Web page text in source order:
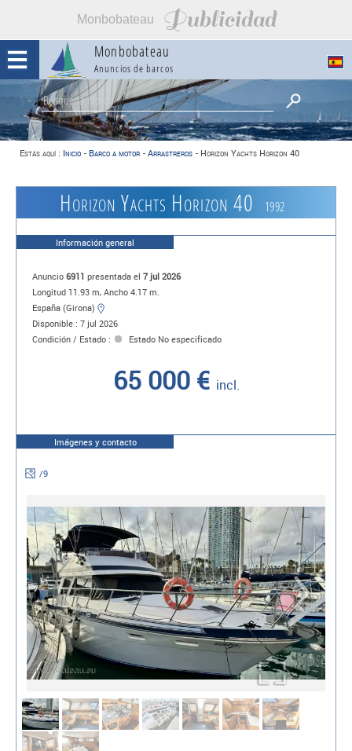
Monbobateau Publicidad
Monbobateau
Anuncios de barcos
Estás aquí : Inicio - Barco a motor - Arrastreros - Horizon Yachts Horizon 40
Horizon Yachts Horizon 40 1992
Información general
Anuncio 6911 presentada el 7 jul 2026
Longitud 11.93 m, Ancho 4.17 m.
España (Girona)
Disponible : 7 jul 2026
Condición / Estado :
Estado No especificado
65 000 € incl.
Imágenes y contacto
/9